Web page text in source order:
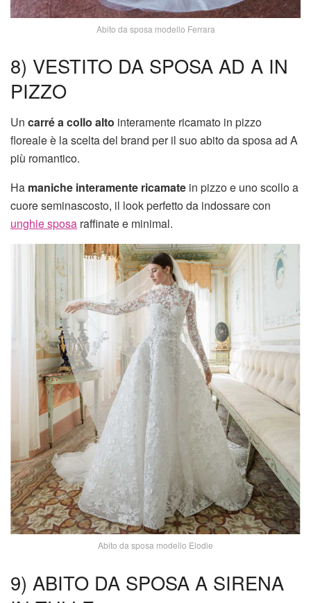
Abito da sposa modello Ferrara
8) VESTITO DA SPOSA AD A IN
PIZZO
Un carré a collo alto interamente ricamato in pizzo
floreale è la scelta del brand per il suo abito da sposa ad A
più romantico.
Ha maniche interamente ricamate in pizzo e uno scollo a
cuore seminascosto, il look perfetto da indossare con
unghie sposa raffinate e minimal.
Abito da sposa modello Elodie
9) ABITO DA SPOSA A SIRENA